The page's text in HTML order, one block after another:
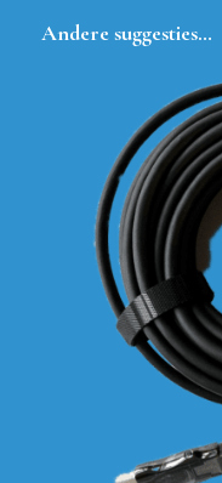
Andere suggesties…